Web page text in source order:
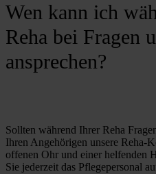
Wen kann ich
Reha bei Fragen
ansprechen?
Sollten während Ihrer Reha
Ihren Angehörigen unsere Reha-
offenen Ohr und einer helfenden
Sie jederzeit das Pflegepersonal